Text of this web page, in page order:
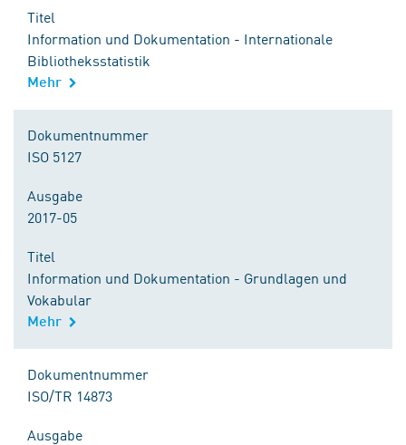
Titel
Information und Dokumentation - Internationale
Bibliotheksstatistik
Mehr
Dokumentnummer
ISO 5127
Ausgabe
2017-05
Titel
Information und Dokumentation - Grundlagen und
Vokabular
Mehr
Dokumentnummer
ISO/TR 14873
Ausgabe